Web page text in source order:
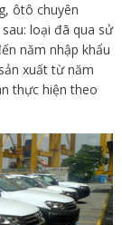
ôtô chuyên
loại đã qua sử
năm nhập khẩu
xuất từ năm
thực hiện theo